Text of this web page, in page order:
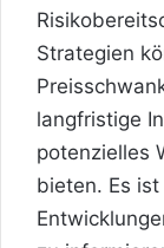
Strategien
langfristige
potenzielles
bieten. Es